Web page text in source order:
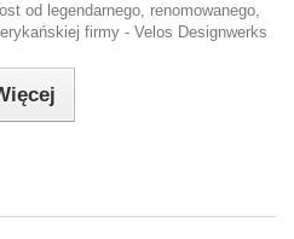
od legendarnego, renomowanego,
firmy - Velos Designwerks